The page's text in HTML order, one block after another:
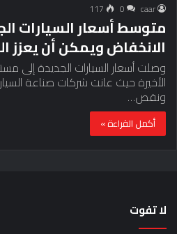
caar
0
117
متوسط ​​أسعار السيارات
الانخفاض ويمكن أن يعزز
وصلت أسعار السيارات الجديدة إلى
الأخيرة حيث عانت شركات صناعة
ونقص…
أكمل القراءة »
لا تفوت